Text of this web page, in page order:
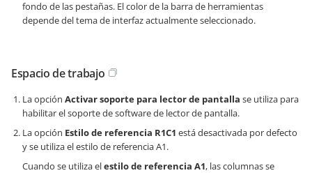
fondo de las pestañas. El color de la barra de herramientas
depende del tema de interfaz actualmente seleccionado.
Espacio de trabajo
La opción Activar soporte para lector de pantalla se utiliza para
habilitar el soporte de software de lector de pantalla.
La opción Estilo de referencia R1C1 está desactivada por defecto
y se utiliza el estilo de referencia A1.
Cuando se utiliza elestilo de referencia A1, las columnas se